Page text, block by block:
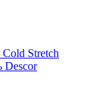
Stretch
Descor